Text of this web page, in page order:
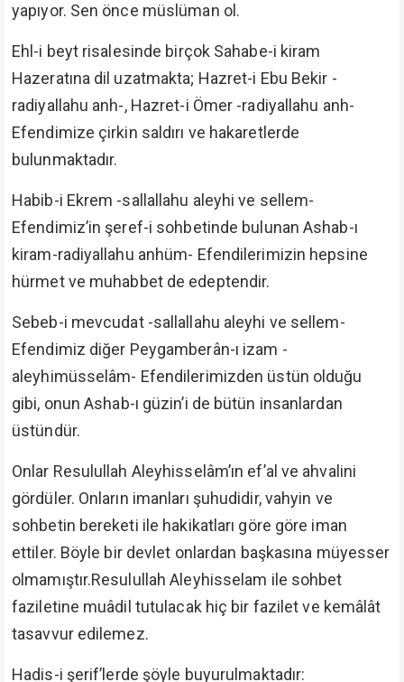
yapıyor. Sen önce müslüman ol.
Ehl-i beyt risalesinde birçok Sahabe-i kiram
Hazeratına dil uzatmakta; Hazret-i Ebu Bekir -
radiyallahu anh-, Hazret-i Ömer -radiyallahu anh-
Efendimize çirkin saldırı ve hakaretlerde
bulunmaktadır.
Habib-i Ekrem -sallallahu aleyhi ve sellem-
Efendimiz’in şeref-i sohbetinde bulunan Ashab-ı
kiram-radiyallahu anhüm- Efendilerimizin hepsine
hürmet ve muhabbet de edeptendir.
Sebeb-i mevcudat -sallallahu aleyhi ve sellem-
Efendimiz diğer Peygamberân-ı izam -
aleyhimüsselâm- Efendilerimizden üstün olduğu
gibi, onun Ashab-ı güzin’i de bütün insanlardan
üstündür.
Onlar Resulullah Aleyhisselâm’ın ef’al ve ahvalini
gördüler. Onların imanları şuhudidir, vahyin ve
sohbetin bereketi ile hakikatları göre göre iman
ettiler. Böyle bir devlet onlardan başkasına müyesser
olmamıştır.Resulullah Aleyhisselam ile sohbet
faziletine muâdil tutulacak hiç bir fazilet ve kemâlât
tasavvur edilemez.
Hadis-i şerif’lerde şöyle buyurulmaktadır: